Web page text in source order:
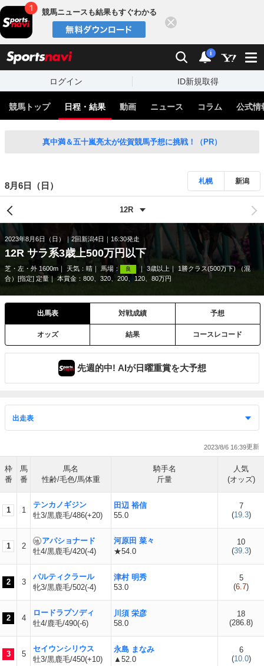
競馬ニュースも結果もすぐわかる
検索 通知
i
ログイン ID新規取得
競馬トップ 日程・結果 動画 ニュース コラム 公式情
真中満＆五十嵐亮太が佐賀競馬予想に挑戦！（PR）
8月6日（日） 札幌 新潟
2023年8月6日（日） 2回新潟4日 16:30発走
12R サラ系3歳上500万円以下
芝・左・外 1600m 天気： 晴 馬場： 良 3歳以上
1勝クラス(500万下) （混
合）[指定] 定量
本賞金：800、320、200、120、80万円
出馬表 対戦成績 予想
オッズ 結果 コースレコード
先週的中! AIが日曜重賞を大予想
2023/8/6 16:39
枠
番
馬
番
馬名
性齢/毛色/馬体重
騎手名
斤量
人気
(オッズ)
1 1
テンカノギジン
牡3/黒鹿毛/486(+20)
田辺 裕信
55.0
7
(19.3)
1 2
アパショナード
牡4/黒鹿毛/420(-4)
河原田 菜々
★54.0
10
(39.3)
2 3
パルティクラール
牝3/黒鹿毛/502(-4)
津村 明秀
53.0
5
(6.7)
2 4
ロードラプソディ
牡4/鹿毛/490(-6)
川須 栄彦
58.0
18
(286.8)
3 5
セイウンシリウス
牡3/黒鹿毛/450(+10)
永島 まなみ
▲52.0
6
(10.0)